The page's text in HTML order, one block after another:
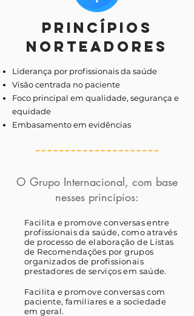
princípios
norteadores
Liderança por profissionais da saúde
Visão centrada no paciente
Foco principal em qualidade, segurança e
equidade
Embasamento em evidências
O Grupo Internacional, com base
nesses princípios:
Facilita e promove conversas entre
profissionais da saúde, como através
de processo de elaboração de Listas
de Recomendações por grupos
organizados de profissionais
prestadores de serviços em saúde.
Facilita e promove conversas com
paciente, familiares e a sociedade
em geral.